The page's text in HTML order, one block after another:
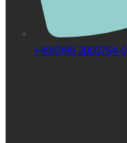
+49(0)89 2000764-0